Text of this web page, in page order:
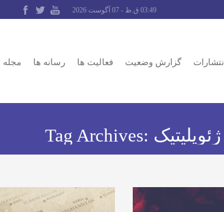
03:49 ق.ظ - 07 آگوست 2026
انتشارات گزارش وضعیت فعالیت ها رسانه ها مجله
Tag Archives: ژئوپلیتیک